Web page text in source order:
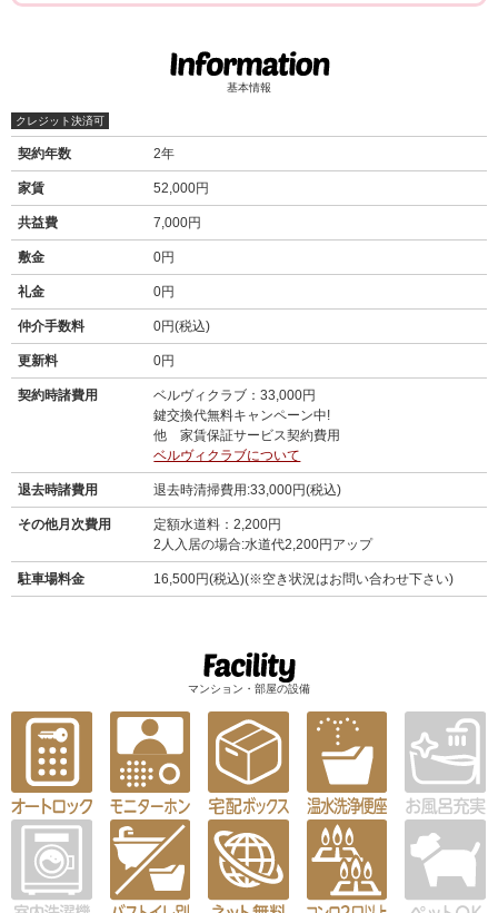
基本情報
クレジット決済可
契約年数 2年
家賃 52,000円
共益費 7,000円
敷金 0円
礼金 0円
仲介手数料 0円(税込)
更新料 0円
契約時諸費用
ベルヴィクラブ：33,000円
鍵交換代無料キャンペーン中!
他 家賃保証サービス契約費用
ベルヴィクラブについて
退去時諸費用 退去時清掃費用:33,000円(税込)
その他月次費用
定額水道料：2,200円
2人入居の場合:水道代2,200円アップ
駐車場料金 16,500円(税込)(※空き状況はお問い合わせ下さい)
マンション・部屋の設備